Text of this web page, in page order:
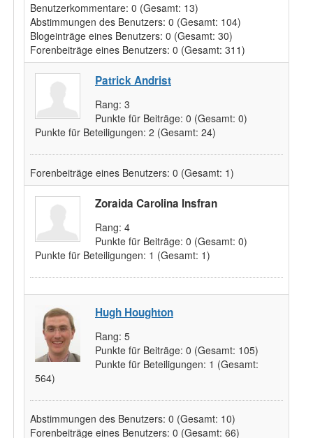
Benutzerkommentare: 0 (Gesamt: 13)
Abstimmungen des Benutzers: 0 (Gesamt: 104)
Blogeinträge eines Benutzers: 0 (Gesamt: 30)
Forenbeiträge eines Benutzers: 0 (Gesamt: 311)
Patrick Andrist
Rang: 3
Punkte für Beiträge: 0 (Gesamt: 0)
Punkte für Beteiligungen: 2 (Gesamt: 24)
Forenbeiträge eines Benutzers: 0 (Gesamt: 1)
Zoraida Carolina Insfran
Rang: 4
Punkte für Beiträge: 0 (Gesamt: 0)
Punkte für Beteiligungen: 1 (Gesamt: 1)
Hugh Houghton
Rang: 5
Punkte für Beiträge: 0 (Gesamt: 105)
Punkte für Beteiligungen: 1 (Gesamt:
564)
Abstimmungen des Benutzers: 0 (Gesamt: 10)
Forenbeiträge eines Benutzers: 0 (Gesamt: 66)